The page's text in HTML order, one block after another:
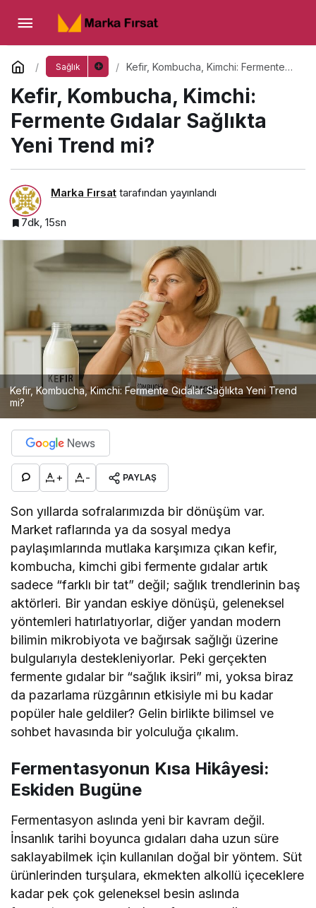
Sağlık
Kefir, Kombucha, Kimchi: Fermente
Kefir, Kombucha, Kimchi:
Fermente Gıdalar Sağlıkta
Yeni Trend mi?
Marka Fırsat tarafından yayınlandı
7dk, 15sn
Kefir, Kombucha, Kimchi: Fermente Gıdalar Sağlıkta Yeni Trend
mi?
+ - PAYLAŞ
Son yıllarda sofralarımızda bir dönüşüm var.
Market raflarında ya da sosyal medya
paylaşımlarında mutlaka karşımıza çıkan kefir,
kombucha, kimchi gibi fermente gıdalar artık
sadece “farklı bir tat” değil; sağlık trendlerinin baş
aktörleri. Bir yandan eskiye dönüşü, geleneksel
yöntemleri hatırlatıyorlar, diğer yandan modern
bilimin mikrobiyota ve bağırsak sağlığı üzerine
bulgularıyla destekleniyorlar. Peki gerçekten
fermente gıdalar bir “sağlık iksiri” mi, yoksa biraz
da pazarlama rüzgârının etkisiyle mi bu kadar
popüler hale geldiler? Gelin birlikte bilimsel ve
sohbet havasında bir yolculuğa çıkalım.
Fermentasyonun Kısa Hikâyesi:
Eskiden Bugüne
Fermentasyon aslında yeni bir kavram değil.
İnsanlık tarihi boyunca gıdaları daha uzun süre
saklayabilmek için kullanılan doğal bir yöntem. Süt
ürünlerinden turşulara, ekmekten alkollü içeceklere
kadar pek çok geleneksel besin aslında
Kefir, Kombucha, Kimchi: Fermente Gıdalar
Sağlıkta Yeni Trend mi?
Yorum Yap